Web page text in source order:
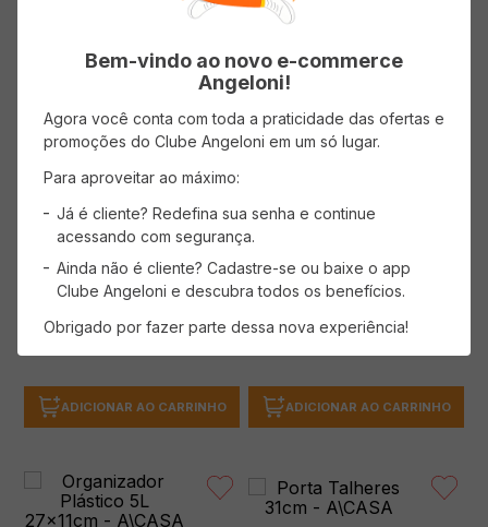
ADICIONAR AO CARRINHO ADICIONAR AO CARRINHO
Pote com Trava Retangular PP
( R$ 14,99/un )
R$ 14,99
ADICIONAR AO CARRINHO
Pote Hermético EMHOUSE 2L
( R$ 39,90/un )
ADICIONAR AO CARRINHO
Bem-vindo ao novo e-commerce
Angeloni!
Agora você conta com toda a praticidade das ofertas e
promoções do Clube Angeloni em um só lugar.
Para aproveitar ao máximo:
Já é cliente? Redefina sua senha e continue
acessando com segurança.
Ainda não é cliente? Cadastre-se ou baixe o app
Clube Angeloni e descubra todos os benefícios.
Obrigado por fazer parte dessa nova experiência!